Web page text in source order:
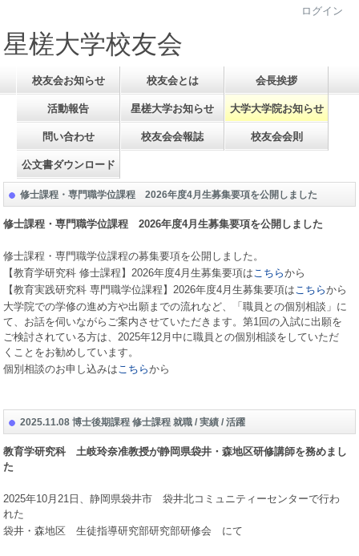
ログイン
星槎大学校友会
校友会お知らせ 校友会とは 会長挨拶
活動報告 星槎大学お知らせ 大学大学院お知らせ
問い合わせ 校友会会報誌 校友会会則
公文書ダウンロード
修士課程・専門職学位課程 2026年度4月生募集要項を公開しました
修士課程・専門職学位課程 2026年度4月生募集要項を公開しました
修士課程・専門職学位課程の募集要項を公開しました。
【教育学研究科 修士課程】 2026年度4月生募集要項はこちらから
【教育実践研究科 専門職学位課程】 2026年度4月生募集要項はこちらから
大学院での学修の進め方や出願までの流れなど、「職員との個別相談」に
て、お話を伺いながらご案内させていただきます。第1回の入試に出願を
ご検討されている方は、 2025年12月中に職員との個別相談をしていただ
くことをお勧めしています。
個別相談のお申し込みはこちらから
2025.11.08 博士後期課程 修士課程 就職 / 実績 / 活躍
教育学研究科 土岐玲奈准教授が静岡県袋井・森地区研修講師を務めまし
た
2025年10月 21 日、静岡県袋井市 袋井北コミュニティーセンターで行わ
れた
袋井・森地区 生徒指導研究部研究部研修会 にて